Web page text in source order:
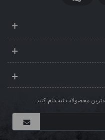
محصولات ثبت‌نام کنید.